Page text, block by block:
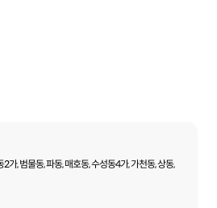
가, 범물동, 파동, 매호동, 수성동4가, 가천동, 상동,